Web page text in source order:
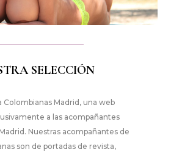
SELECCIÓN
Colombianas Madrid, una web
a las acompañantes
Nuestras acompañantes de
son de portadas de revista,